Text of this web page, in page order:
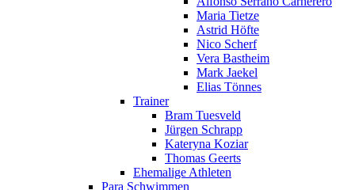
Maria Tietze
Astrid Höfte
Nico Scherf
Vera Bastheim
Mark Jaekel
Elias Tönnes
Trainer
Bram Tuesveld
Jürgen Schrapp
Kateryna Koziar
Thomas Geerts
Ehemalige Athleten
Para Schwimmen